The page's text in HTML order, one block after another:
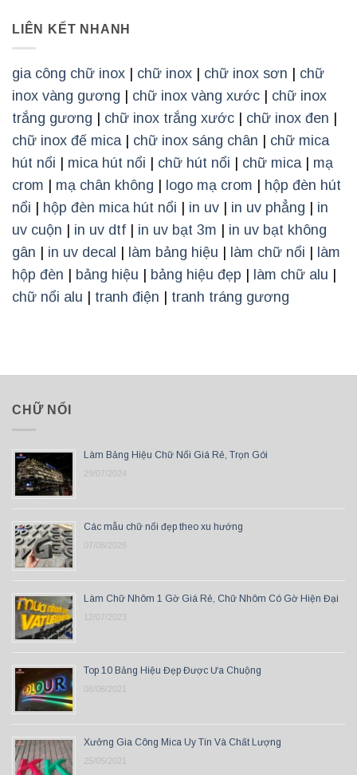
LIÊN KẾT NHANH
gia công chữ inox chữ inox chữ inox sơn
chữ
inox vàng gương
chữ inox vàng xước
chữ inox
trắng gương
chữ inox trắng xước chữ inox đen
chữ inox đế mica| chữ inox sáng chân
chữ mica
hút nổi
mica hút nổi chữ hút nổi chữ mica| mạ
crom
mạ chân không logo mạ crom
hộp đèn hút
nổi
hộp đèn mica hút nổi in uv in uv phẳng
in
uv cuộn
in uv dtf in uv bạt 3m
in uv bạt không
gân
in uv decal làm bảng hiệu làm chữ nổi
làm
hộp đèn
bảng hiệu bảng hiệu đẹp làm chữ alu
chữ nổi alu
tranh điện tranh tráng gương
CHỮ NỔI
Làm Bảng Hiệu Chữ Nổi Giá Rẻ, Trọn Gói
29/07/2024
Các mẫu chữ nổi đẹp theo xu hướng
07/08/2026
Làm Chữ Nhôm 1 Gờ Giá Rẻ, Chữ Nhôm Có Gờ Hiện Đại
12/07/2023
Top 10 Bảng Hiệu Đẹp Được Ưa Chuộng
08/06/2021
Xưởng Gia Công Mica Uy Tín Và Chất Lượng
25/05/2021